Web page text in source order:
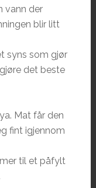
vann der
blir litt
syns som gjør
det beste
Mat får den
fint igjennom
til et påfylt